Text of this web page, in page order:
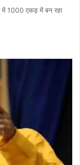
में 1000 एकड़ में बन रहा